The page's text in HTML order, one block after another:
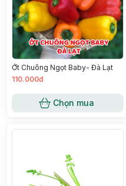
Ớt Chuông Ngọt Baby- Đà Lạt
110.000đ
Chọn mua